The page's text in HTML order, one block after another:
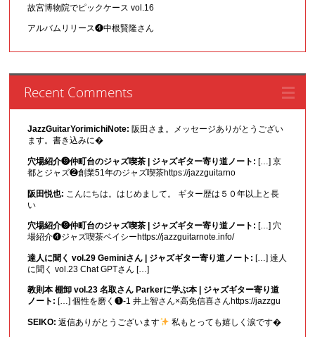
故宮博物院でピックケース vol.16
アルバムリリース❹中根賢隆さん
Recent Comments
JazzGuitarYorimichiNote: 阪田さま。メッセージありがとうござい
ます。書き込みに�
穴場紹介❾仲町台のジャズ喫茶 | ジャズギター寄り道ノート: […] 京
都とジャズ❷創業51年のジャズ喫茶https://jazzguitarno
阪田悦也: こんにちは。はじめまして。 ギター歴は５０年以上と長
い
穴場紹介❾仲町台のジャズ喫茶 | ジャズギター寄り道ノート: […] 穴
場紹介❹ジャズ喫茶ベイシーhttps://jazzguitarnote.info/
達人に聞く vol.29 Geminiさん | ジャズギター寄り道ノート: […] 達人
に聞く vol.23 Chat GPTさん […]
教則本 棚卸 vol.23 名取さん Parkerに学ぶ本 | ジャズギター寄り道
ノート: […] 個性を磨く❶-1 井上智さん×高免信喜さんhttps://jazzgu
SEIKO: 返信ありがとうございます 私もとっても嬉しく涙です�